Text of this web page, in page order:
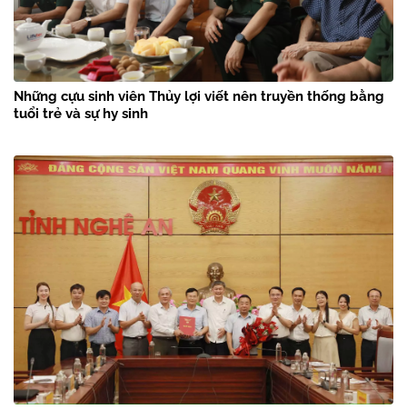
Những cựu sinh viên Thủy lợi viết nên truyền thống bằng
tuổi trẻ và sự hy sinh